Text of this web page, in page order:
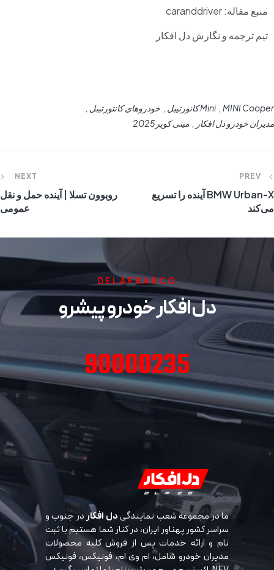
منبع مقاله: caranddriver
تیم ترجمه و نگارش دل افکار
MINI Cooper Mini کانورتیبل
خودروهای کانتورتیبل
مدیران خودرو دل افکار
مینی کوپر2025
PREV
BMW Urban-X آینده را تسریع
می‌کند
NEXT
روبوون تسلا | آینده حمل و نقل
عمومی
DELAFKARCO
دل افکار خودرو پیشرو
90000235
ما در مجموعه شعب نمایندگیدل افکاردر جنوب و
سراسر کشور پهناور ایران، در کنار شما هستیم با ثبت
نام و ارائه خدمات پس از فروش کلیه محصولات
مدیران خودرو شامل، ام وی ام، فونیکس، فونیکس